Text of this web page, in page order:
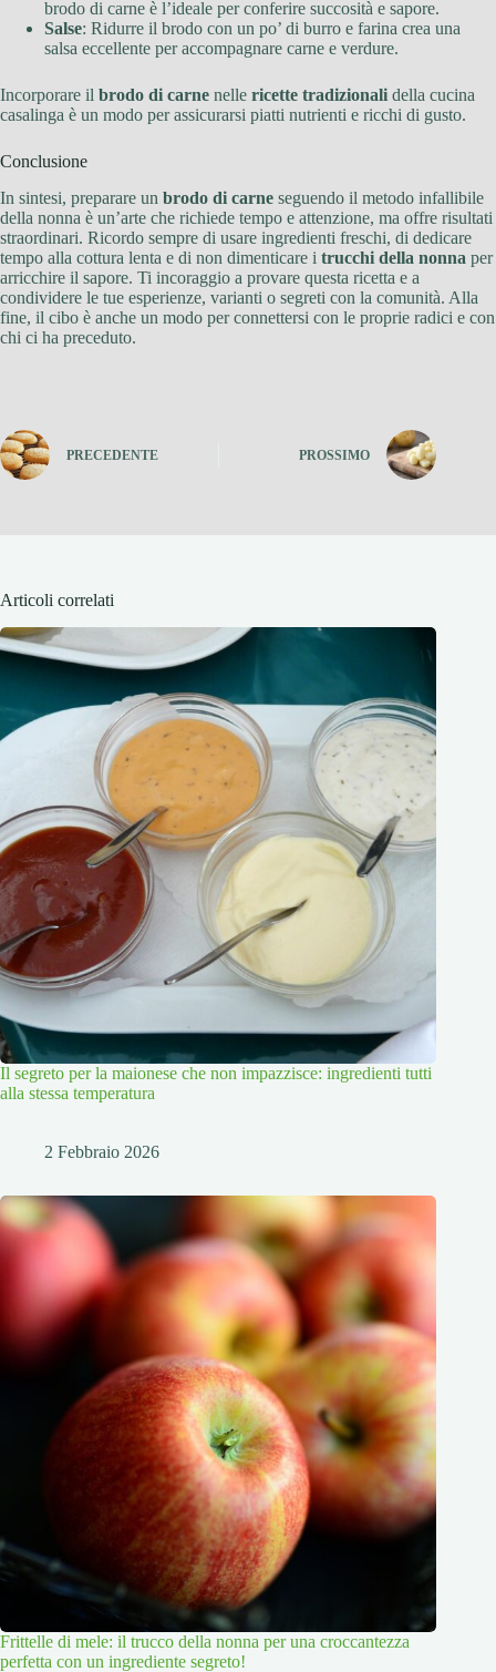
brodo di carne è l’ideale per conferire succosità e sapore.
Salse: Ridurre il brodo con un po’ di burro e farina crea una
salsa eccellente per accompagnare carne e verdure.
Incorporare il brodo di carne nelle ricette tradizionali della cucina
casalinga è un modo per assicurarsi piatti nutrienti e ricchi di gusto.
Conclusione
In sintesi, preparare un brodo di carne seguendo il metodo infallibile
della nonna è un’arte che richiede tempo e attenzione, ma offre risultati
straordinari. Ricordo sempre di usare ingredienti freschi, di dedicare
tempo alla cottura lenta e di non dimenticare i trucchi della nonna per
arricchire il sapore. Ti incoraggio a provare questa ricetta e a
condividere le tue esperienze, varianti o segreti con la comunità. Alla
fine, il cibo è anche un modo per connettersi con le proprie radici e con
chi ci ha preceduto.
PRECEDENTE PROSSIMO
Articoli correlati
Il segreto per la maionese che non impazzisce: ingredienti tutti
alla stessa temperatura
2 Febbraio 2026
Frittelle di mele: il trucco della nonna per una croccantezza
perfetta con un ingrediente segreto!